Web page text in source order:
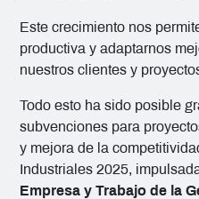
Este crecimiento nos
productiva y adaptarnos
nuestros clientes y
Todo esto ha sido posible
subvenciones para
y mejora de la
Industriales 2025,
Empresa y Trabajo de la